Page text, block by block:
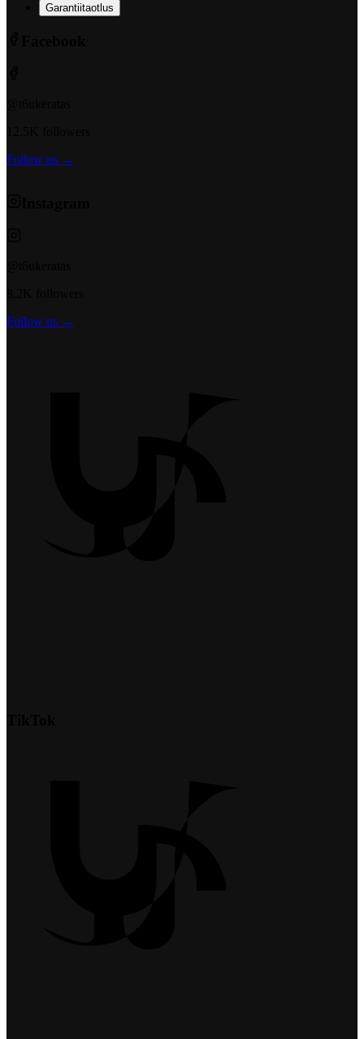
Garantiitaotlus
Follow us →
Follow us →